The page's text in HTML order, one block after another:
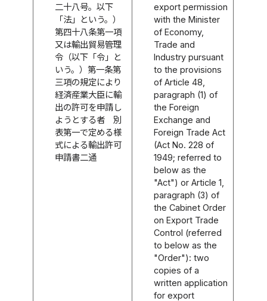
二十八号。以下
「法」という。）
第四十八条第一項
又は輸出貿易管理
令（以下「令」と
いう。）第一条第
三項の規定により
経済産業大臣に輸
出の許可を申請し
ようとする者 別
表第一で定める様
式による輸出許可
申請書二通
export permission
with the Minister
of Economy,
Trade and
Industry pursuant
to the provisions
of Article 48,
paragraph (1) of
the Foreign
Exchange and
Foreign Trade Act
(Act No. 228 of
1949; referred to
below as the
"Act") or Article 1,
paragraph (3) of
the Cabinet Order
on Export Trade
Control (referred
to below as the
"Order"): two
copies of a
written application
for export